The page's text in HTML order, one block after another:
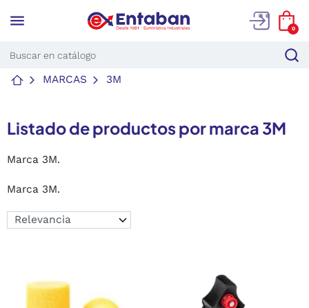
menu 0
MARCAS 3M
Listado de productos por marca 3M
Marca 3M.
Marca 3M.